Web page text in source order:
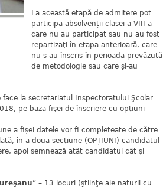
La această etapă de admitere pot
participa absolvenții clasei a VIII-a
care nu au participat sau nu au fost
repartizaţi în etapa anterioară, care
nu s-au înscris în perioada prevăzută
de metodologie sau care şi-au
la secretariatul Inspectoratului Şcolar
pe baza fişei de înscriere cu opţiuni
a fișei datele vor fi completeate de către
în a doua secţiune (OPȚIUNI) candidatul
apoi semnează atât candidatul cât și
” – 13 locuri (ştiinţe ale naturii cu